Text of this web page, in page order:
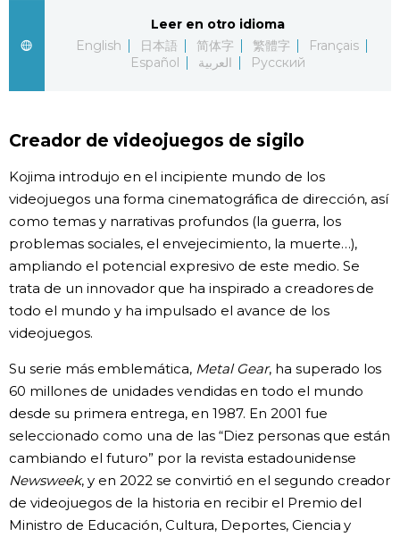
Gente
Blog
Tokio
Avisos
Leer en otro idioma
English
日本語 简体字 繁體字
Français
Español
العربية Русский
Creador de videojuegos de sigilo
Kojima introdujo en el incipiente mundo de los
videojuegos una forma cinematográfica de dirección, así
como temas y narrativas profundos (la guerra, los
problemas sociales, el envejecimiento, la muerte…),
ampliando el potencial expresivo de este medio. Se
trata de un innovador que ha inspirado a creadores de
todo el mundo y ha impulsado el avance de los
videojuegos.
Su serie más emblemática, Metal Gear, ha superado los
60 millones de unidades vendidas en todo el mundo
desde su primera entrega, en 1987. En 2001 fue
seleccionado como una de las “Diez personas que están
cambiando el futuro” por la revista estadounidense
Newsweek, y en 2022 se convirtió en el segundo creador
de videojuegos de la historia en recibir el Premio del
Ministro de Educación, Cultura, Deportes, Ciencia y